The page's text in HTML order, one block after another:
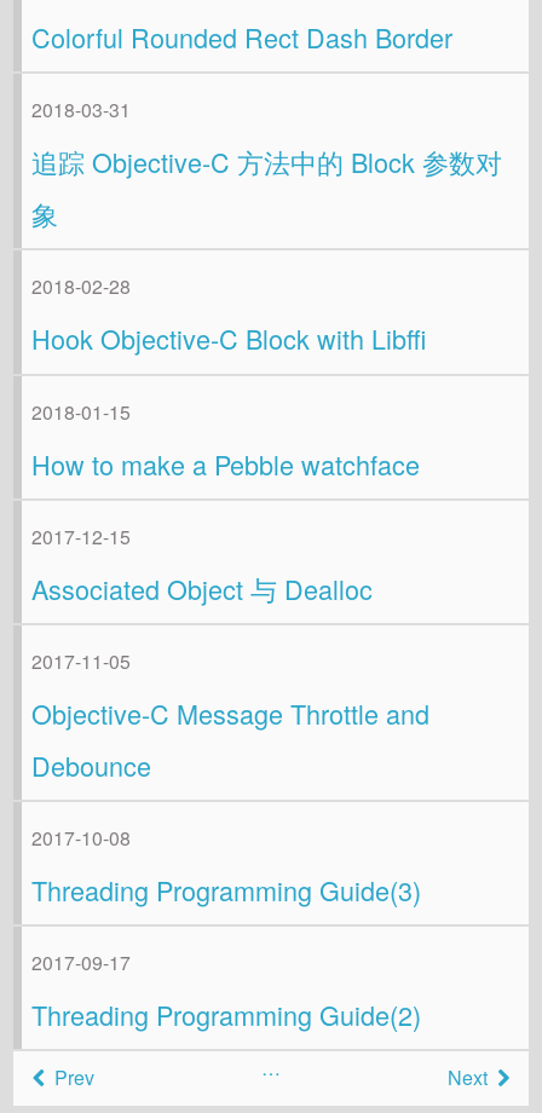
Colorful Rounded Rect Dash Border
2018-03-31
追踪 Objective-C 方法中的 Block 参数对
象
2018-02-28
Hook Objective-C Block with Libffi
2018-01-15
How to make a Pebble watchface
2017-12-15
Associated Object 与 Dealloc
2017-11-05
Objective-C Message Throttle and
Debounce
2017-10-08
Threading Programming Guide(3)
2017-09-17
Threading Programming Guide(2)
Prev … Next